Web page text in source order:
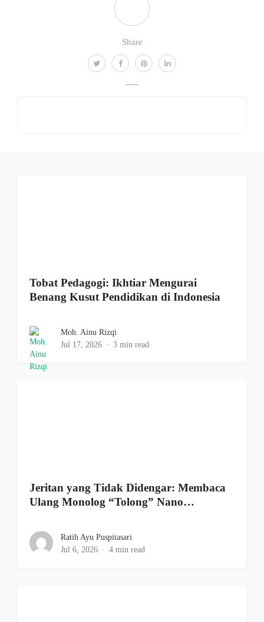
Share
Tobat Pedagogi: Ikhtiar Mengurai
Benang Kusut Pendidikan di Indonesia
Moh. Ainu Rizqi
Jul 17, 2026
3 min read
Jeritan yang Tidak Didengar: Membaca
Ulang Monolog “Tolong” Nano…
Ratih Ayu Puspitasari
Jul 6, 2026
4 min read